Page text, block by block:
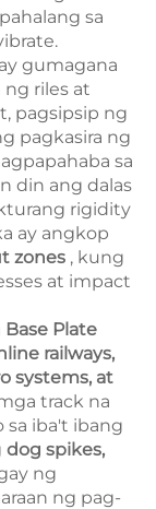
sa
gumagana
riles at
pagsipsip ng
pagkasira ng
sa
din ang dalas
rigidity
ay angkop
zones , kung
at impact
Plate
railways,
systems, at
track na
sa iba't ibang
dog spikes,
ng
ng pag-